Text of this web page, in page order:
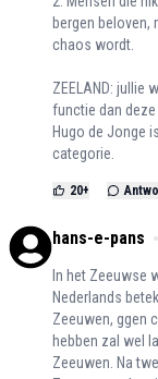
bergen beloven,
chaos wordt.
ZEELAND: jullie
functie dan
Hugo de Jonge
categorie.
20+
hans-e-pans
In het Zeeuwse
Nederlands
Zeeuwen, ggen
hebben zal wel
Zeeuwen. Na